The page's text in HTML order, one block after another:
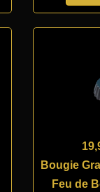
Bougie
Feu de